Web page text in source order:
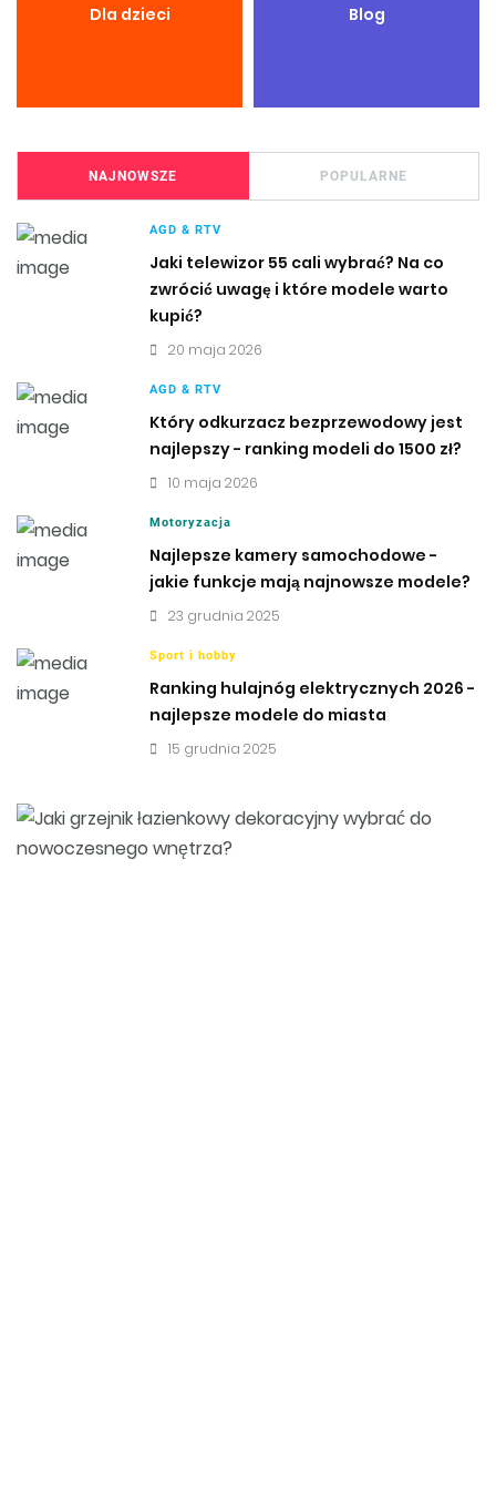
Dla dzieci Blog
NAJNOWSZE POPULARNE
AGD & RTV
Jaki telewizor 55 cali wybrać? Na co
zwrócić uwagę i które modele warto
kupić?
20 maja 2026
AGD & RTV
Który odkurzacz bezprzewodowy jest
najlepszy - ranking modeli do 1500 zł?
10 maja 2026
Motoryzacja
Najlepsze kamery samochodowe -
jakie funkcje mają najnowsze modele?
23 grudnia 2025
Sport i hobby
Ranking hulajnóg elektrycznych 2026 -
najlepsze modele do miasta
15 grudnia 2025